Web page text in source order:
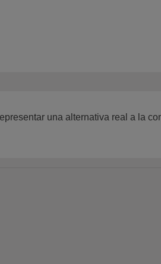
una alternativa real a la